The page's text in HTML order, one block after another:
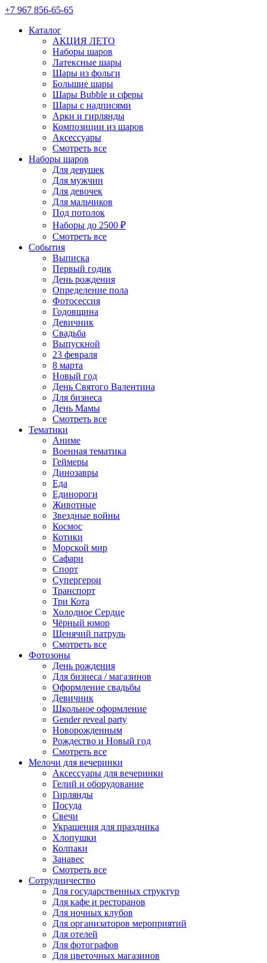
+7 967 856-65-65
Каталог
АКЦИЯ ЛЕТО
Наборы шаров
Латексные шары
Шары из фольги
Большие шары
Шары Bubble и сферы
Шары с надписями
Арки и гирлянды
Композиции из шаров
Аксессуары
Смотреть все
Наборы шаров
Для девушек
Для мужчин
Для девочек
Для мальчиков
Под потолок
Наборы до 2500 ₽
Смотреть все
События
Выписка
Первый годик
День рождения
Определение пола
Фотосессия
Годовщина
Девичник
Свадьба
Выпускной
23 февраля
8 марта
Новый год
День Святого Валентина
Для бизнеса
День Мамы
Смотреть все
Тематики
Аниме
Военная тематика
Геймеры
Динозавры
Еда
Единороги
Животные
Звездные войны
Космос
Котики
Морской мир
Сафари
Спорт
Супергерои
Транспорт
Три Кота
Холодное Сердце
Чёрный юмор
Щенячий патруль
Смотреть все
Фотозоны
День рождения
Для бизнеса / магазинов
Оформление свадьбы
Девичник
Школьное оформление
Gender reveal party
Новорожденным
Рождество и Новый год
Смотреть все
Мелочи для вечеринки
Аксессуары для вечеринки
Гелий и оборудование
Гирлянды
Посуда
Свечи
Украшения для праздника
Хлопушки
Колпаки
Занавес
Смотреть все
Сотрудничество
Для государственных структур
Для кафе и ресторанов
Для ночных клубов
Для организаторов мероприятий
Для отелей
Для фотографов
Для цветочных магазинов